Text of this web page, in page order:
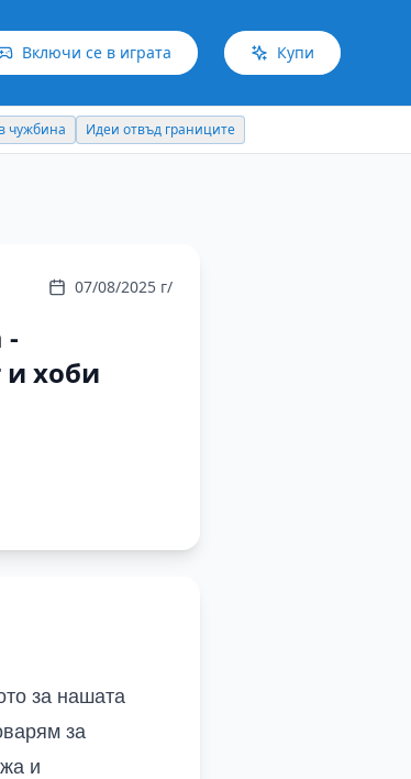
Включи се в играта Купи
чужбина Идеи отвъд границите
07/08/2025 г/
-
и хоби
за нашата
за
и